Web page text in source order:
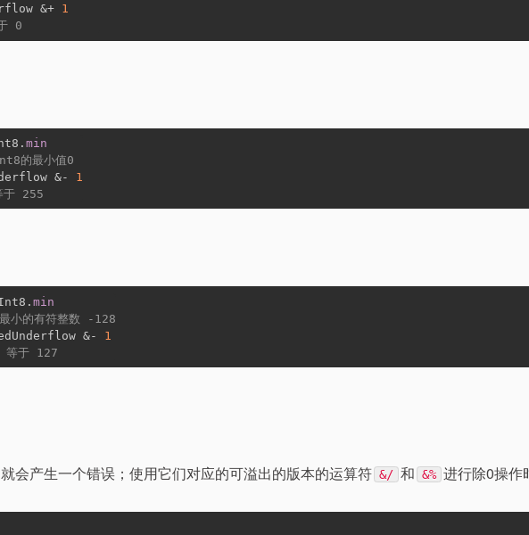
&+ 1
0
min
的最小值0
&- 1
255
min
的有符整数 -128
&- 1
于 127
会产生一个错误；使用它们对应的可溢出的版本的运算符 &/ 和 &% 进行除0操作